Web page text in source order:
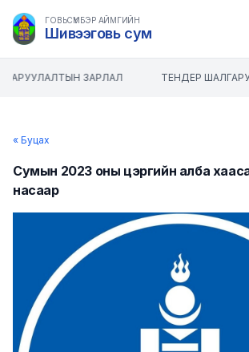
ГОВЬСҮМБЭР АЙМГИЙН
Шивээговь сум
ЗАРЛАЛ ТЕНДЕР
« Буцах
Сумын 2023 оны цэргийн алба
насаар